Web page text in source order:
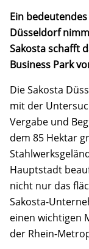
Ein
Düsseldorf
Sakosta schafft
Business Park
Die Sakosta
mit der
Vergabe und
dem 85 Hektar
Hauptstadt
nicht nur das
Sakosta-
einen wichtigen
der Rhein-